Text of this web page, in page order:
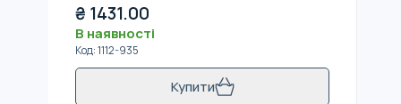
₴ 1431.00
В наявності
Код:1112-935
Купити